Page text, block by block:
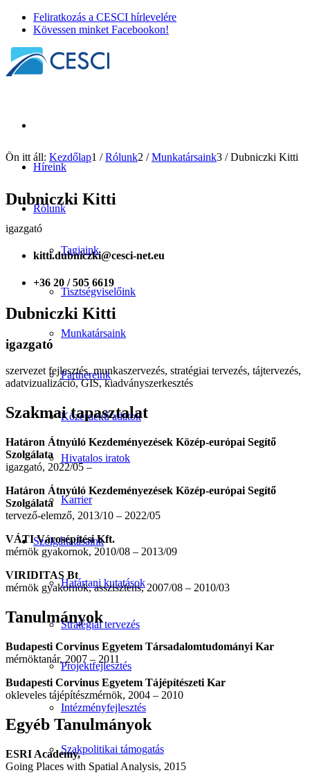
Feliratkozás a CESCI hírlevelére
Kövessen minket Facebookon!
Híreink
Rólunk
Tagjaink
Tisztségviselőink
Munkatársaink
Partnereink
Közérdekű adatok
Hivatalos iratok
Karrier
Szolgáltatásaink
Határtani kutatások
Stratégiai tervezés
Projektfejlesztés
Intézményfejlesztés
Szakpolitikai támogatás
Ön itt áll: Kezdőlap1 / Rólunk2 / Munkatársaink3 / Dubniczki Kitti
Dubniczki Kitti
igazgató
kitti.dubniczki@cesci-net.eu
+36 20 / 505 6619
Dubniczki Kitti
igazgató
szervezet fejlesztés, munkaszervezés, stratégiai tervezés, tájtervezés,
adatvizualizáció, GIS, kiadványszerkesztés
Szakmai tapasztalat
Határon Átnyúló Kezdeményezések Közép-európai Segítő
Szolgálata
igazgató, 2022/05 –
Határon Átnyúló Kezdeményezések Közép-európai Segítő
Szolgálata
tervező-elemző, 2013/10 – 2022/05
VÁTI Városépítési Kft.
mérnök gyakornok, 2010/08 – 2013/09
VIRIDITAS Bt
mérnök gyakornok, asszisztens, 2007/08 – 2010/03
Tanulmányok
Budapesti Corvinus Egyetem Társadalomtudományi Kar
mérnöktanár, 2007 – 2011
Budapesti Corvinus Egyetem Tájépítészeti Kar
okleveles tájépítészmérnök, 2004 – 2010
Egyéb Tanulmányok
ESRI Academy,
Going Places with Spatial Analysis, 2015